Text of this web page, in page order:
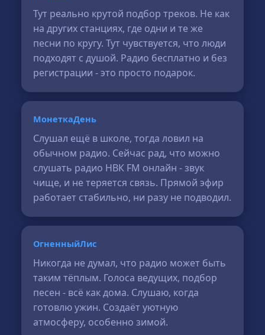
Тут реально крутой подбор треков. Не как
на других станциях, где одни и те же
песни по кругу. Тут чувствуется, что люди
подходят с душой. Радио бесплатно и без
регистрации - это просто подарок.
МонеткаДень
Слушал ещё в школе, тогда ловил на
обычном радио. Сейчас рад, что можно
слушать радио НВК FM онлайн - звук
чище, и не теряется связь. Прямой эфир
работает стабильно, ни разу не подводил.
ОгненныйЛис
Никогда не думал, что радио может быть
таким тёплым. Голоса ведущих, подбор
песен - всё как дома. Слушаю, когда
готовлю ужин. Создаёт уютную
атмосферу, особенно зимой.